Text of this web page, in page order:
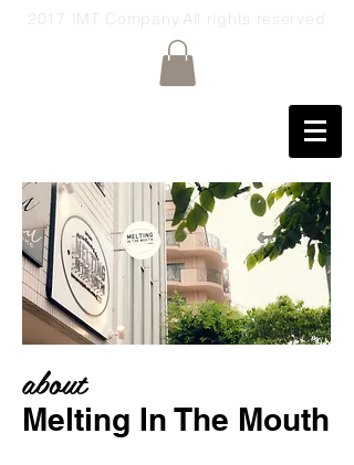
2017 IMT Company.All rights reserved.
about
Melting In The Mouth